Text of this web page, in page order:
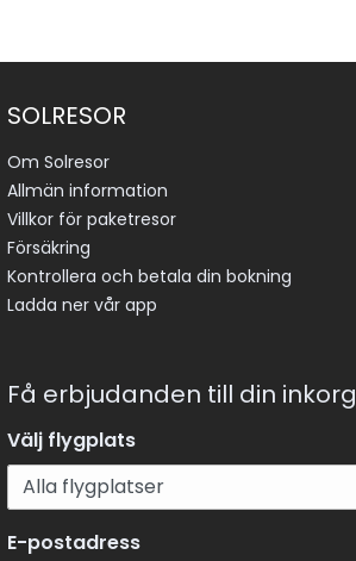
SOLRESOR
Om Solresor
Allmän information
Villkor för paketresor
Försäkring
Kontrollera och betala din bokning
Ladda ner vår app
Få erbjudanden till din inkorg
Välj flygplats
E-postadress